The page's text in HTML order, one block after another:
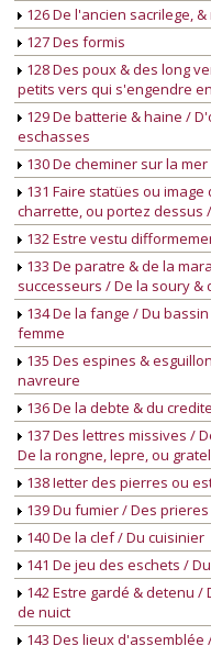
126 De l'ancien sacrilege,
127 Des formis
128 Des poux & des long
petits vers qui s'engendre
129 De batterie & haine /
eschasses
130 De cheminer sur la mer
131 Faire statües ou
charrette, ou portez dessus
132 Estre vestu
133 De paratre & de la
successeurs / De la soury &
134 De la fange / Du
femme
135 Des espines &
navreure
136 De la debte & du
137 Des lettres missives /
De la rongne, lepre, ou
138 Ietter des pierres ou
139 Du fumier / Des
140 De la clef / Du cuisinier
141 De jeu des eschets /
142 Estre gardé & detenu
de nuict
143 Des lieux d'assemblée